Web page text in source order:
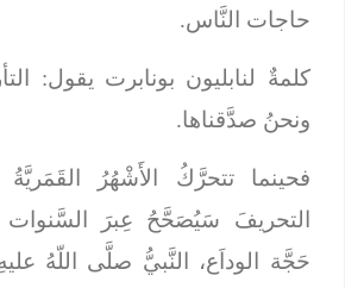
حاجات النَّاس.
كلمةٌ لنابليون بونابرت يقول:
ونحنُ صدَّقناها.
فحينما تتحرَّكُ الأَشْهُرُ
التحريفَ سَيُصَحَّحُ عِبرَ
حَجَّة الوداَع، النَّبيُّ صلَّى اللّهُ